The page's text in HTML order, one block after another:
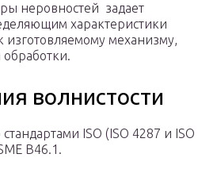
неровностей задает
характеристики
изготовляемому механизму,
волнистости
ISO (ISO 4287 и ISO
B46.1.